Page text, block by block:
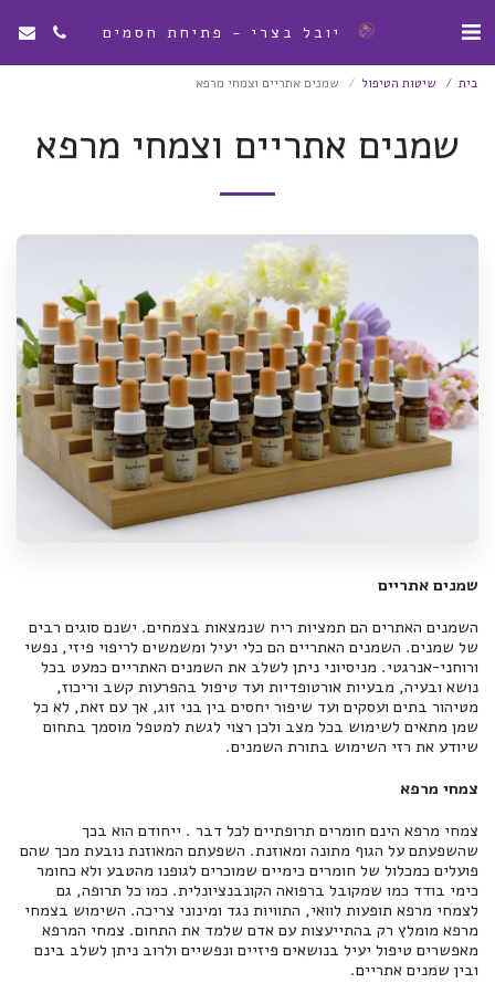
יובל בצרי - פתיחת חסמים
בית שיטות הטיפול שמנים אתריים וצמחי מרפא
שמנים אתריים וצמחי מרפא
שמנים אתריים
השמנים האתרים הם תמציות ריח שנמצאות בצמחים. ישנם סוגים רבים
של שמנים. השמנים האתריים הם כלי יעיל ומשמשים לריפוי פיזי, נפשי
ורוחני-אנרגטי. מניסיוני ניתן לשלב את השמנים האתריים כמעט בכל
נושא ובעיה, מבעיות אורטופדיות ועד טיפול בהפרעות קשב וריכוז,
מטיהור בתים ועסקים ועד שיפור יחסים בין בני זוג, אך עם זאת, לא כל
שמן מתאים לשימוש בכל מצב ולכן רצוי לגשת למטפל מוסמך בתחום
שיודע את רזי השימוש בתורת השמנים.
צמחי מרפא
צמחי מרפא הינם חומרים תרופתיים לכל דבר . ייחודם הוא בכך
שהשפעתם על הגוף מתונה ומאוזנת. השפעתם המאוזנת נובעת מכך שהם
פועלים כמכלול של חומרים כימיים שמוכרים לגופנו מהטבע ולא כחומר
כימי בודד כמו שמקובל ברפואה הקונבנציונלית. כמו כל תרופה, גם
לצמחי מרפא תופעות לוואי, התוויות נגד ומינוני צריכה. השימוש בצמחי
מרפא מומלץ רק בהתייעצות עם אדם שלמד את התחום. צמחי המרפא
מאפשרים טיפול יעיל בנושאים פיזיים ונפשיים ולרוב ניתן לשלב בינם
ובין שמנים אתריים.